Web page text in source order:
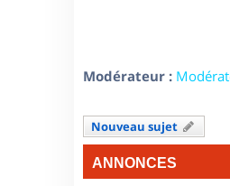
Modérateur :
Nouveau sujet
ANNONCES